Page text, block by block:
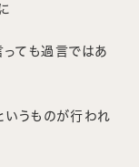
ても過言ではあ
いうものが行われ